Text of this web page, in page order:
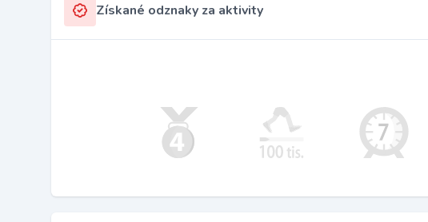
Získané odznaky za aktivity